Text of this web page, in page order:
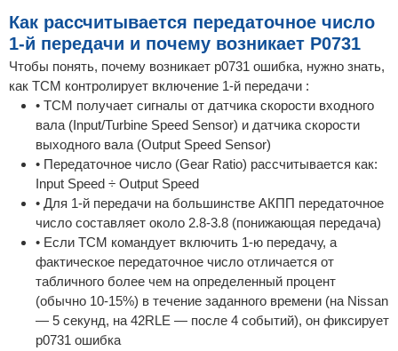
Как рассчитывается передаточное число
1-й передачи и почему возникает P0731
Чтобы понять, почему возникает p0731 ошибка, нужно знать,
как TCM контролирует включение 1-й передачи :
• TCM получает сигналы от датчика скорости входного
вала (Input/Turbine Speed Sensor) и датчика скорости
выходного вала (Output Speed Sensor)
• Передаточное число (Gear Ratio) рассчитывается как:
Input Speed ÷ Output Speed
• Для 1-й передачи на большинстве АКПП передаточное
число составляет около 2.8-3.8 (понижающая передача)
• Если TCM командует включить 1-ю передачу, а
фактическое передаточное число отличается от
табличного более чем на определенный процент
(обычно 10-15%) в течение заданного времени (на Nissan
— 5 секунд, на 42RLE — после 4 событий), он фиксирует
p0731 ошибка